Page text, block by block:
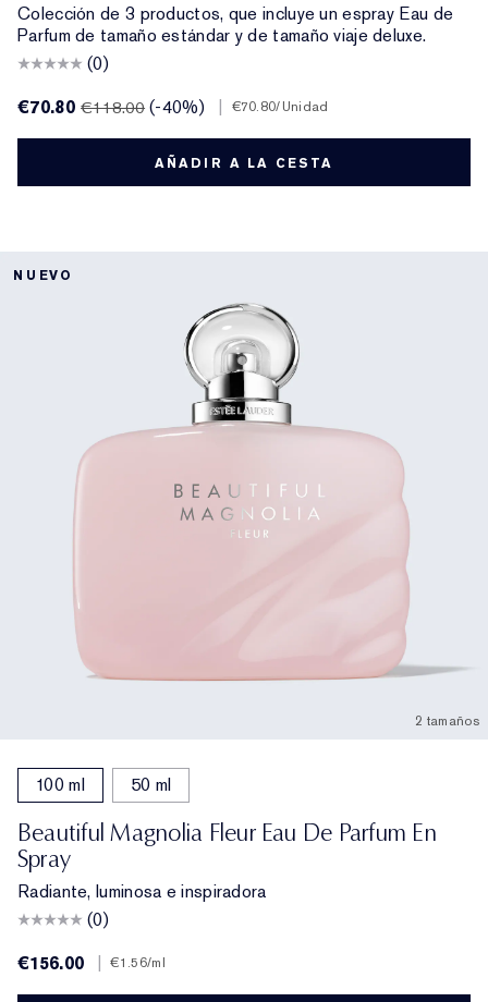
Colección de 3 productos, que incluye un espray Eau de
Parfum de tamaño estándar y de tamaño viaje deluxe.
(0)
€70.80€118.00 (-40%) €70.80/Unidad
AÑADIR A LA CESTA
NUEVO
2 tamaños
100 ml 50 ml
Beautiful Magnolia Fleur Eau De Parfum En
Spray
Radiante, luminosa e inspiradora
(0)
€156.00
€1.56/ml